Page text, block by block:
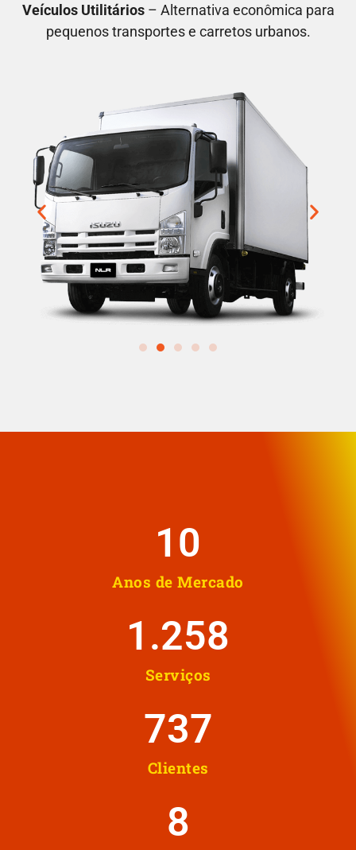
Veículos Utilitários– Alternativa econômica para
pequenos transportes e carretos urbanos.
Anos de Mercado
10
Serviços
1.258
Clientes
737
8